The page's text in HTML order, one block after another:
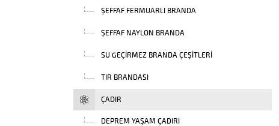
ŞEFFAF FERMUARLI BRANDA
ŞEFFAF NAYLON BRANDA
SU GEÇIRMEZ BRANDA ÇEŞITLERI
TIR BRANDASI
ÇADIR
DEPREM YAŞAM ÇADIRI